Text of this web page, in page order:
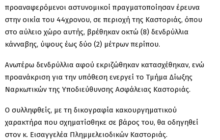
προαναφερόμενοι αστυνομικοί πραγματοποίησαν έρευνα
στην οικία του 44χρονου, σε περιοχή της Καστοριάς, όπου
στο αύλειο χώρο αυτής, βρέθηκαν οκτώ (8) δενδρύλλια
κάνναβης, ύψους έως δύο (2) μέτρων περίπου.
Ανωτέρω δενδρύλλια αφού εκριζώθηκαν κατασχέθηκαν, ενώ
προανάκριση για την υπόθεση ενεργεί το Τμήμα Δίωξης
Ναρκωτικών της Υποδιεύθυνσης Ασφάλειας Καστοριάς.
Ο συλληφθείς, με τη δικογραφία κακουργηματικού
χαρακτήρα που σχηματίσθηκε σε βάρος του, θα οδηγηθεί
στον κ. Εισαγγελέα Πλημμελειοδικών Καστοριάς.